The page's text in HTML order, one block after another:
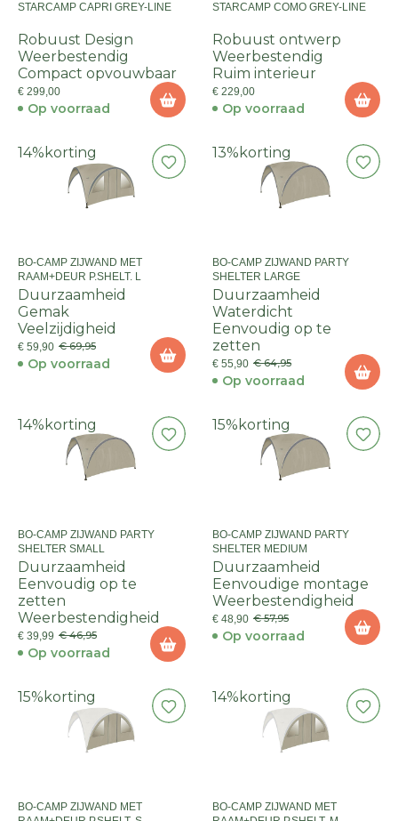
STARCAMP CAPRI GREY-LINE
Robuust Design
Weerbestendig
Compact opvouwbaar
€ 299,00
Op voorraad
STARCAMP COMO GREY-LINE
Robuust ontwerp
Weerbestendig
Ruim interieur
€ 229,00
Op voorraad
14% korting
BO-CAMP ZIJWAND MET
RAAM+DEUR P.SHELT. L
Duurzaamheid
Gemak
Veelzijdigheid
€ 59,90 € 69,95
Op voorraad
13% korting
BO-CAMP ZIJWAND PARTY
SHELTER LARGE
Duurzaamheid
Waterdicht
Eenvoudig op te
zetten
€ 55,90 € 64,95
Op voorraad
14% korting
BO-CAMP ZIJWAND PARTY
SHELTER SMALL
Duurzaamheid
Eenvoudig op te
zetten
Weerbestendigheid
€ 39,99 € 46,95
Op voorraad
15% korting
BO-CAMP ZIJWAND PARTY
SHELTER MEDIUM
Duurzaamheid
Eenvoudige montage
Weerbestendigheid
€ 48,90 € 57,95
Op voorraad
15% korting
BO-CAMP ZIJWAND MET
14% korting
BO-CAMP ZIJWAND MET